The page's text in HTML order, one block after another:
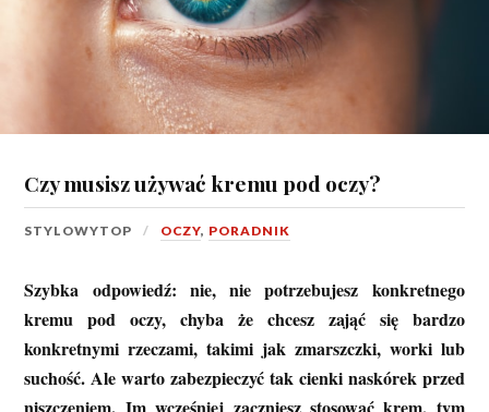
Czy musisz używać kremu pod oczy?
STYLOWYTOP OCZY, PORADNIK
Szybka odpowiedź: nie, nie potrzebujesz konkretnego
kremu pod oczy, chyba że chcesz zająć się bardzo
konkretnymi rzeczami, takimi jak zmarszczki, worki lub
suchość. Ale warto zabezpieczyć tak cienki naskórek przed
niszczeniem. Im wcześniej zaczniesz stosować krem, tym